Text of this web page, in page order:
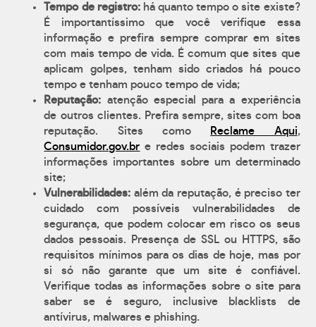
Tempo de registro:há quanto tempo o site existe?
É importantíssimo que você verifique essa
informação e prefira sempre comprar em sites
com mais tempo de vida. É comum que sites que
aplicam golpes, tenham sido criados há pouco
tempo e tenham pouco tempo de vida;
Reputação: atenção especial para a experiência
de outros clientes. Prefira sempre, sites com boa
reputação. Sites como
Reclame Aqui,
Consumidor.gov.br e redes sociais podem trazer
informações importantes sobre um determinado
site;
Vulnerabilidades: além da reputação, é preciso ter
cuidado com possíveis vulnerabilidades de
segurança, que podem colocar em risco os seus
dados pessoais. Presença de SSL ou HTTPS, são
requisitos mínimos para os dias de hoje, mas por
si só não garante que um site é confiável.
Verifique todas as informações sobre o site para
saber se é seguro, inclusive blacklists de
antívirus, malwares e phishing.